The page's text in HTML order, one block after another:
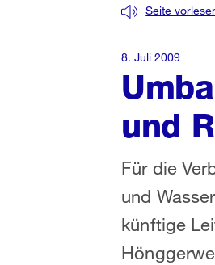
und
Seite
Für die
und
künftige
8. Juli 2009